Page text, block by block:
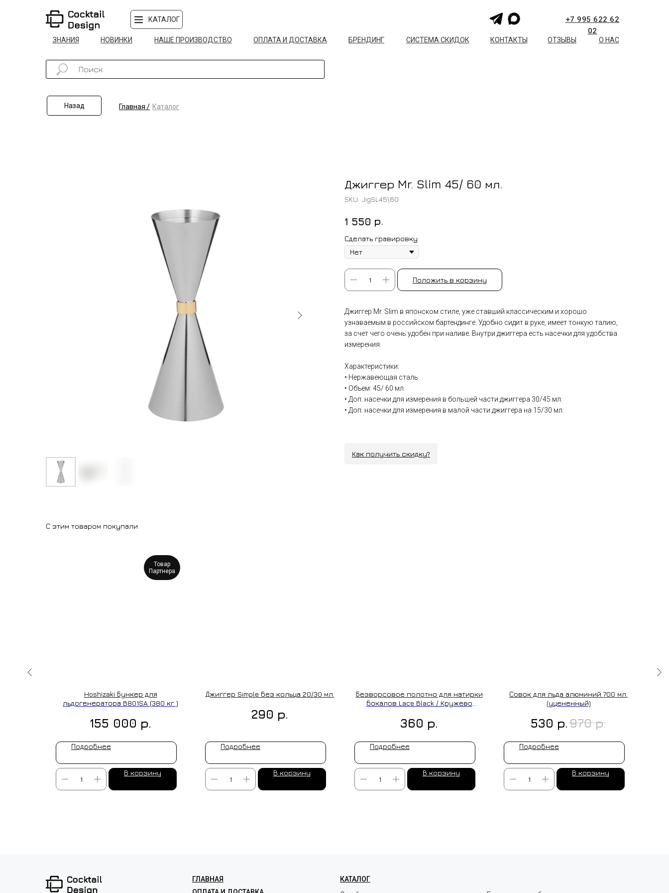
ОПЛАТА И ДОСТАВКА
НАШЕ ПРОИЗВОДСТВО
+7 995 622 62
02
КОНТАКТЫ
СИСТЕМА СКИДОК
БРЕНДИНГ О НАС
НОВИНКИ
ЗНАНИЯ
КАТАЛОГ
ОТЗЫВЫ
Назад Главная / Каталог
Джиггер Mr. Slim 45/ 60 мл.
SKU: JigSL45\60
1 550 р.
Сделать гравировку
Положить в корзину
Джиггер Mr. Slim в японском стиле, уже ставший классическим и хорошо
узнаваемым в российском бартендинге. Удобно сидит в руке, имеет тонкую талию,
за счет чего очень удобен при наливе. Внутри джиггера есть насечки для удобства
измерения.
Характеристики:
• Нержавеющая сталь
• Объем: 45/ 60 мл.
• Доп. насечки для измерения в большей части джиггера 30/45 мл.
• Доп. насечки для измерения в малой части джиггера на 15/30 мл.
Как получить скидку?
С этим товаром покупали
Товар
Партнера
Hoshizaki Бункер для
льдогенератора B801SA (380 кг )
155 000 р.
Подробнее
В корзину
Джиггер Simple без кольца 20/30 мл.
290 р.
Подробнее
В корзину
Безворсовое полотно для натирки
бокалов Lace Black / Кружево
360 р.
Подробнее
В корзину
Совок для льда алюминий 700 мл.
(уцененный)
530 р.970 р.
Подробнее
В корзину
ГЛАВНАЯ
ИЗГОТОВЛЕНИЕ НА ЗАКАЗ
КАТАЛОГ